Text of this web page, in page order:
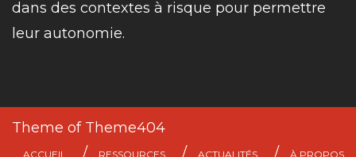
dans des contextes à risque pour permettre
leur autonomie.
Theme of Theme404
ACCUEIL RESSOURCES ACTUALITÉS À PROPOS